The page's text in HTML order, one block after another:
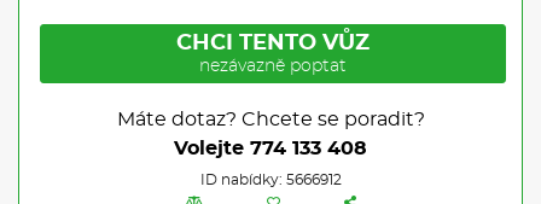
CHCI TENTO VŮZ
nezávazně poptat
Máte dotaz? Chcete se poradit?
Volejte 774 133 408
ID nabídky: 5666912